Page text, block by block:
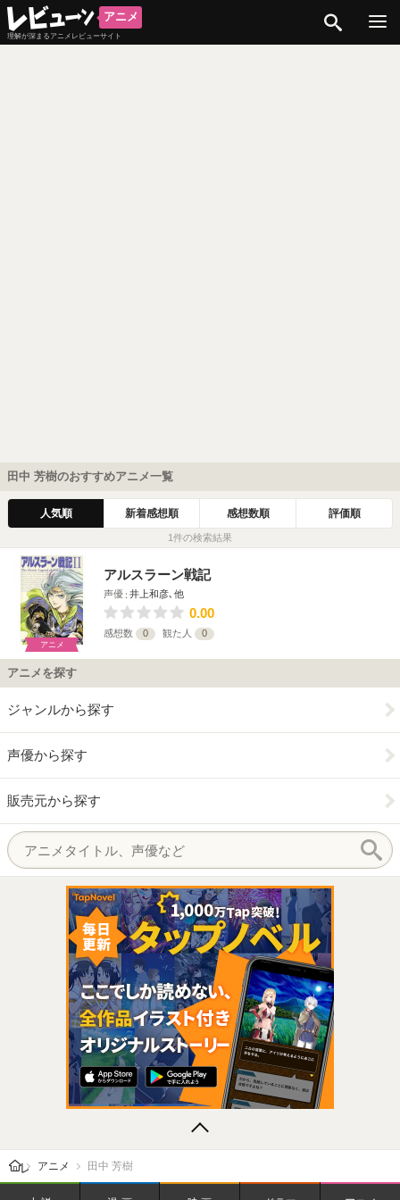
アニメ
理解が深まるアニメレビューサイト
田中 芳樹のおすすめアニメ一覧
人気順 新着感想順 感想数順 評価順
1件の検索結果
アニメ
アルスラーン戦記
声優 井上和彦､他
0.00
感想数 0 観た人 0
アニメを探す
ジャンルから探す
声優から探す
販売元から探す
レビューン トップ
アニメ 田中 芳樹